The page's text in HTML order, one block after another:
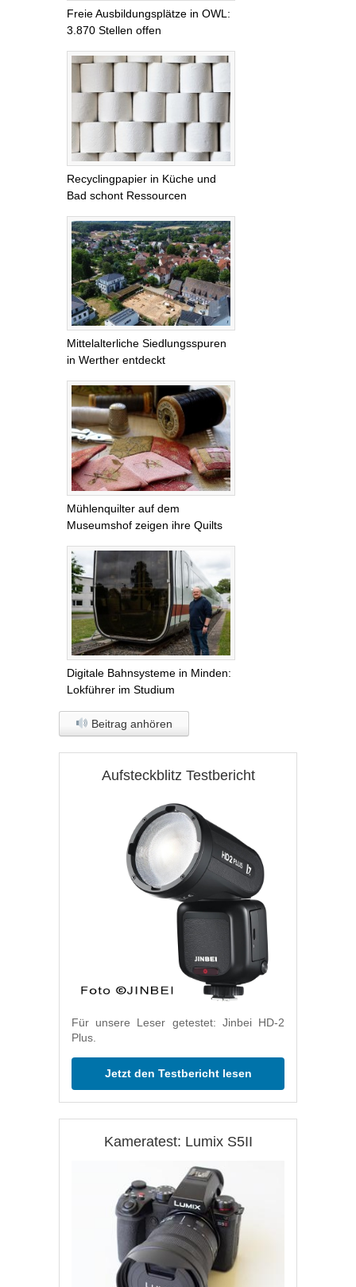
Freie Ausbildungsplätze in OWL:
3.870 Stellen offen
Recyclingpapier in Küche und
Bad schont Ressourcen
Mittelalterliche Siedlungsspuren
in Werther entdeckt
Mühlenquilter auf dem
Museumshof zeigen ihre Quilts
Digitale Bahnsysteme in Minden:
Lokführer im Studium
Beitrag anhören
Aufsteckblitz Testbericht
Für unsere Leser getestet: Jinbei HD-2
Plus.
Jetzt den Testbericht lesen
Kameratest: Lumix S5II